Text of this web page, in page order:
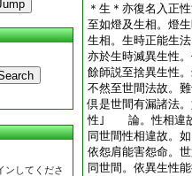
ンしてくださ
＊生＊亦復名入
至如燈及生相。燈
生相。生時正能生
亦於生時滅異生
餘師説至捨異生
不然至世間法故。
倶是世間有漏諸法
性｣ 論。性相違故
同世間性相違故。
依怨肩能害怨命。
同世間。依異生性